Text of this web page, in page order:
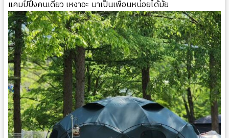
แคมป์ปิ้งคนเดียว เหงาอะ มาเป็นเพื่อนหน่อยได้มั้ย